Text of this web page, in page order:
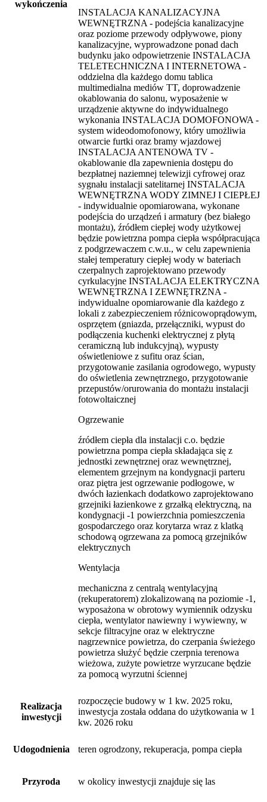
wykończenia
INSTALACJA KANALIZACYJNA
WEWNĘTRZNA - podejścia kanalizacyjne
oraz poziome przewody odpływowe, piony
kanalizacyjne, wyprowadzone ponad dach
budynku jako odpowietrzenie INSTALACJA
TELETECHNICZNA I INTERNETOWA -
oddzielna dla każdego domu tablica
multimedialna mediów TT, doprowadzenie
okablowania do salonu, wyposażenie w
urządzenie aktywne do indywidualnego
wykonania INSTALACJA DOMOFONOWA -
system wideodomofonowy, który umożliwia
otwarcie furtki oraz bramy wjazdowej
INSTALACJA ANTENOWA TV -
okablowanie dla zapewnienia dostępu do
bezpłatnej naziemnej telewizji cyfrowej oraz
sygnału instalacji satelitarnej INSTALACJA
WEWNĘTRZNA WODY ZIMNEJ I CIEPŁEJ
- indywidualnie opomiarowana, wykonane
podejścia do urządzeń i armatury (bez białego
montażu), źródłem ciepłej wody użytkowej
będzie powietrzna pompa ciepła współpracująca
z podgrzewaczem c.w.u., w celu zapewnienia
stałej temperatury ciepłej wody w bateriach
czerpalnych zaprojektowano przewody
cyrkulacyjne INSTALACJA ELEKTRYCZNA
WEWNĘTRZNA I ZEWNĘTRZNA -
indywidualne opomiarowanie dla każdego z
lokali z zabezpieczeniem różnicowoprądowym,
osprzętem (gniazda, przełączniki, wypust do
podłączenia kuchenki elektrycznej z płytą
ceramiczną lub indukcyjną), wypusty
oświetleniowe z sufitu oraz ścian,
przygotowanie zasilania ogrodowego, wypusty
do oświetlenia zewnętrznego, przygotowanie
przepustów/orurowania do montażu instalacji
fotowoltaicznej
Ogrzewanie
źródłem ciepła dla instalacji c.o. będzie
powietrzna pompa ciepła składająca się z
jednostki zewnętrznej oraz wewnętrznej,
elementem grzejnym na kondygnacji parteru
oraz piętra jest ogrzewanie podłogowe, w
dwóch łazienkach dodatkowo zaprojektowano
grzejniki łazienkowe z grzałką elektryczną, na
kondygnacji -1 powierzchnia pomieszczenia
gospodarczego oraz korytarza wraz z klatką
schodową ogrzewana za pomocą grzejników
elektrycznych
Wentylacja
mechaniczna z centralą wentylacyjną
(rekuperatorem) zlokalizowaną na poziomie -1,
wyposażona w obrotowy wymiennik odzysku
ciepła, wentylator nawiewny i wywiewny, w
sekcje filtracyjne oraz w elektryczne
nagrzewnice powietrza, do czerpania świeżego
powietrza służyć będzie czerpnia terenowa
wieżowa, zużyte powietrze wyrzucane będzie
za pomocą wyrzutni ściennej
Realizacja
inwestycji
rozpoczęcie budowy w 1 kw. 2025 roku,
inwestycja została oddana do użytkowania w 1
kw. 2026 roku
Udogodnienia teren ogrodzony, rekuperacja, pompa ciepła
Przyroda w okolicy inwestycji znajduje się las